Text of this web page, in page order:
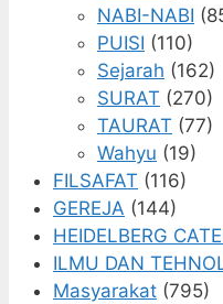
NABI-NABI
PUISI (110)
Sejarah (162)
SURAT (270)
TAURAT (77)
Wahyu (19)
FILSAFAT (116)
GEREJA (144)
HEIDELBERG
ILMU DAN
Masyarakat (795)